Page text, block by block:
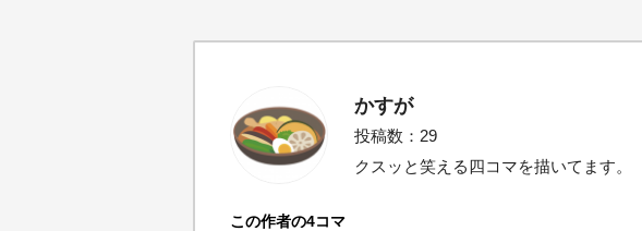
かすが
投稿数：29
クスッと笑える四コマを描いてます。
この作者の4コマ